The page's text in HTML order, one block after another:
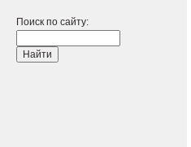
Поиск по сайту: